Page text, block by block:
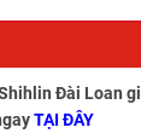
Đài Loan
TẠI ĐÂY